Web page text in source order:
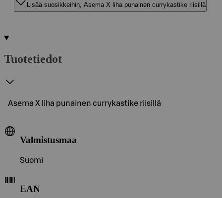
Lisää suosikkeihin, Asema X liha punainen currykastike riisillä
Tuotetiedot
Asema X liha punainen currykastike riisillä
Valmistusmaa
Suomi
EAN